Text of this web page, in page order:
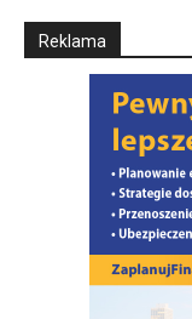
Reklama